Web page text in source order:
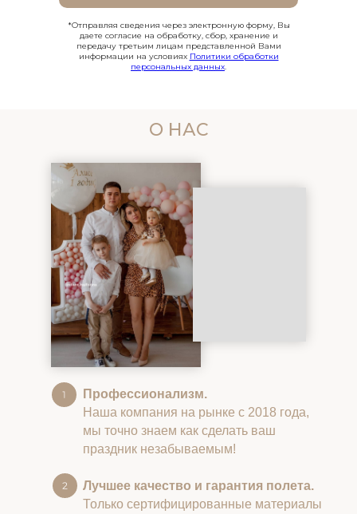
*Отправляя сведения через электронную форму, Вы
даете согласие на обработку, сбор, хранение и
передачу третьим лицам представленной Вами
информации на условиях Политики обработки
персональных данных.
О НАС
Профессионализм.
Наша компания на рынке с 2018 года,
мы точно знаем как сделать ваш
праздник незабываемым!
Лучшее качество и гарантия полета.
Только сертифицированные материалы